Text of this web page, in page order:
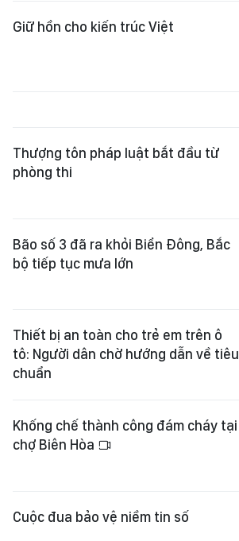
Giữ hồn cho kiến trúc Việt
Thượng tôn pháp luật bắt đầu từ
phòng thi
Bão số 3 đã ra khỏi Biển Đông, Bắc
bộ tiếp tục mưa lớn
Thiết bị an toàn cho trẻ em trên ô
tô: Người dân chờ hướng dẫn về tiêu
chuẩn
Khống chế thành công đám cháy tại
chợ Biên Hòa
Cuộc đua bảo vệ niềm tin số